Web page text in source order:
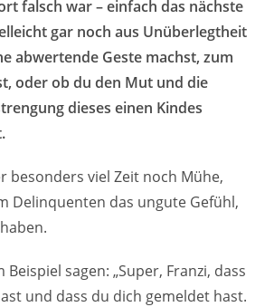
falsch war – einfach das nächste
gar noch aus Unüberlegtheit
abwertende Geste machst, zum
oder ob du den Mut und die
dieses einen Kindes
besonders viel Zeit noch Mühe,
Delinquenten das ungute Gefühl,
sagen: „Super, Franzi, dass
und dass du dich gemeldet hast.